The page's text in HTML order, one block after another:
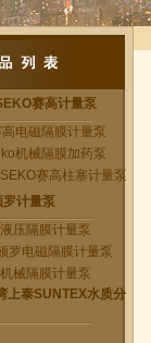
赛高计量泵
电磁隔膜计量泵
机械隔膜加药泵
赛高柱塞计量泵
罗计量泵
压隔膜计量泵
罗电磁隔膜计量泵
械隔膜计量泵
上泰SUNTEX水质分